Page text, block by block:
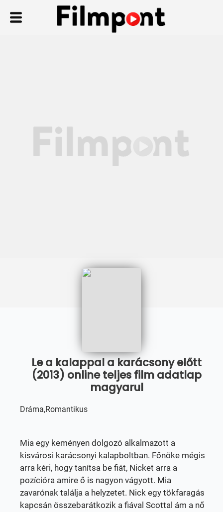
Le a kalappal a karácsony előtt
(2013) online teljes film adatlap
magyarul
Dráma,Romantikus
Mia egy keményen dolgozó alkalmazott a
kisvárosi karácsonyi kalapboltban. Főnöke mégis
arra kéri, hogy tanítsa be fiát, Nicket arra a
pozícióra amire ő is nagyon vágyott. Mia
zavarónak találja a helyzetet. Nick egy tökfaragás
kapcsán összebarátkozik a fiával Scottal ám a nő